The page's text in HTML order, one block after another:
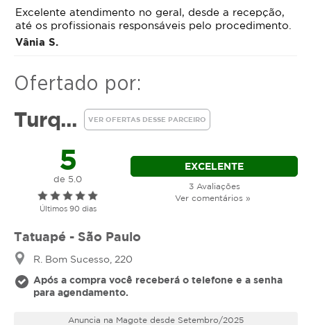
Excelente atendimento no geral, desde a recepção,
até os profissionais responsáveis pelo procedimento.
Vânia S.
Ofertado por:
Turq... VER OFERTAS DESSE PARCEIRO
5
de 5.0
Últimos 90 dias
EXCELENTE
3 Avaliações
Ver comentários »
Tatuapé - São Paulo
R. Bom Sucesso, 220
Após a compra você receberá o telefone e a senha
para agendamento.
Anuncia na Magote desde Setembro/2025